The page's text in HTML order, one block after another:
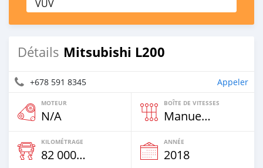
VUV
Détails Mitsubishi L200
+678 591 8345 Appeler
MOTEUR
N/A
BOÎTE DE VITESSES
Manuelle
KILOMÉTRAGE
82 000 Km
ANNÉE
2018